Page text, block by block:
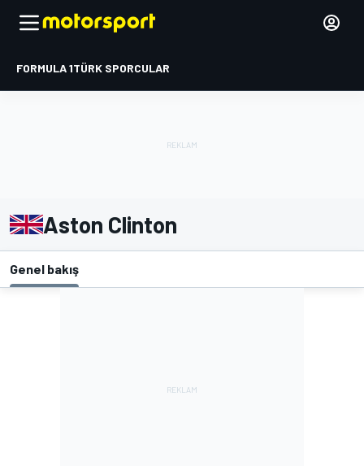
FORMULA 1TÜRK SPORCULAR
Aston Clinton
Genel bakış